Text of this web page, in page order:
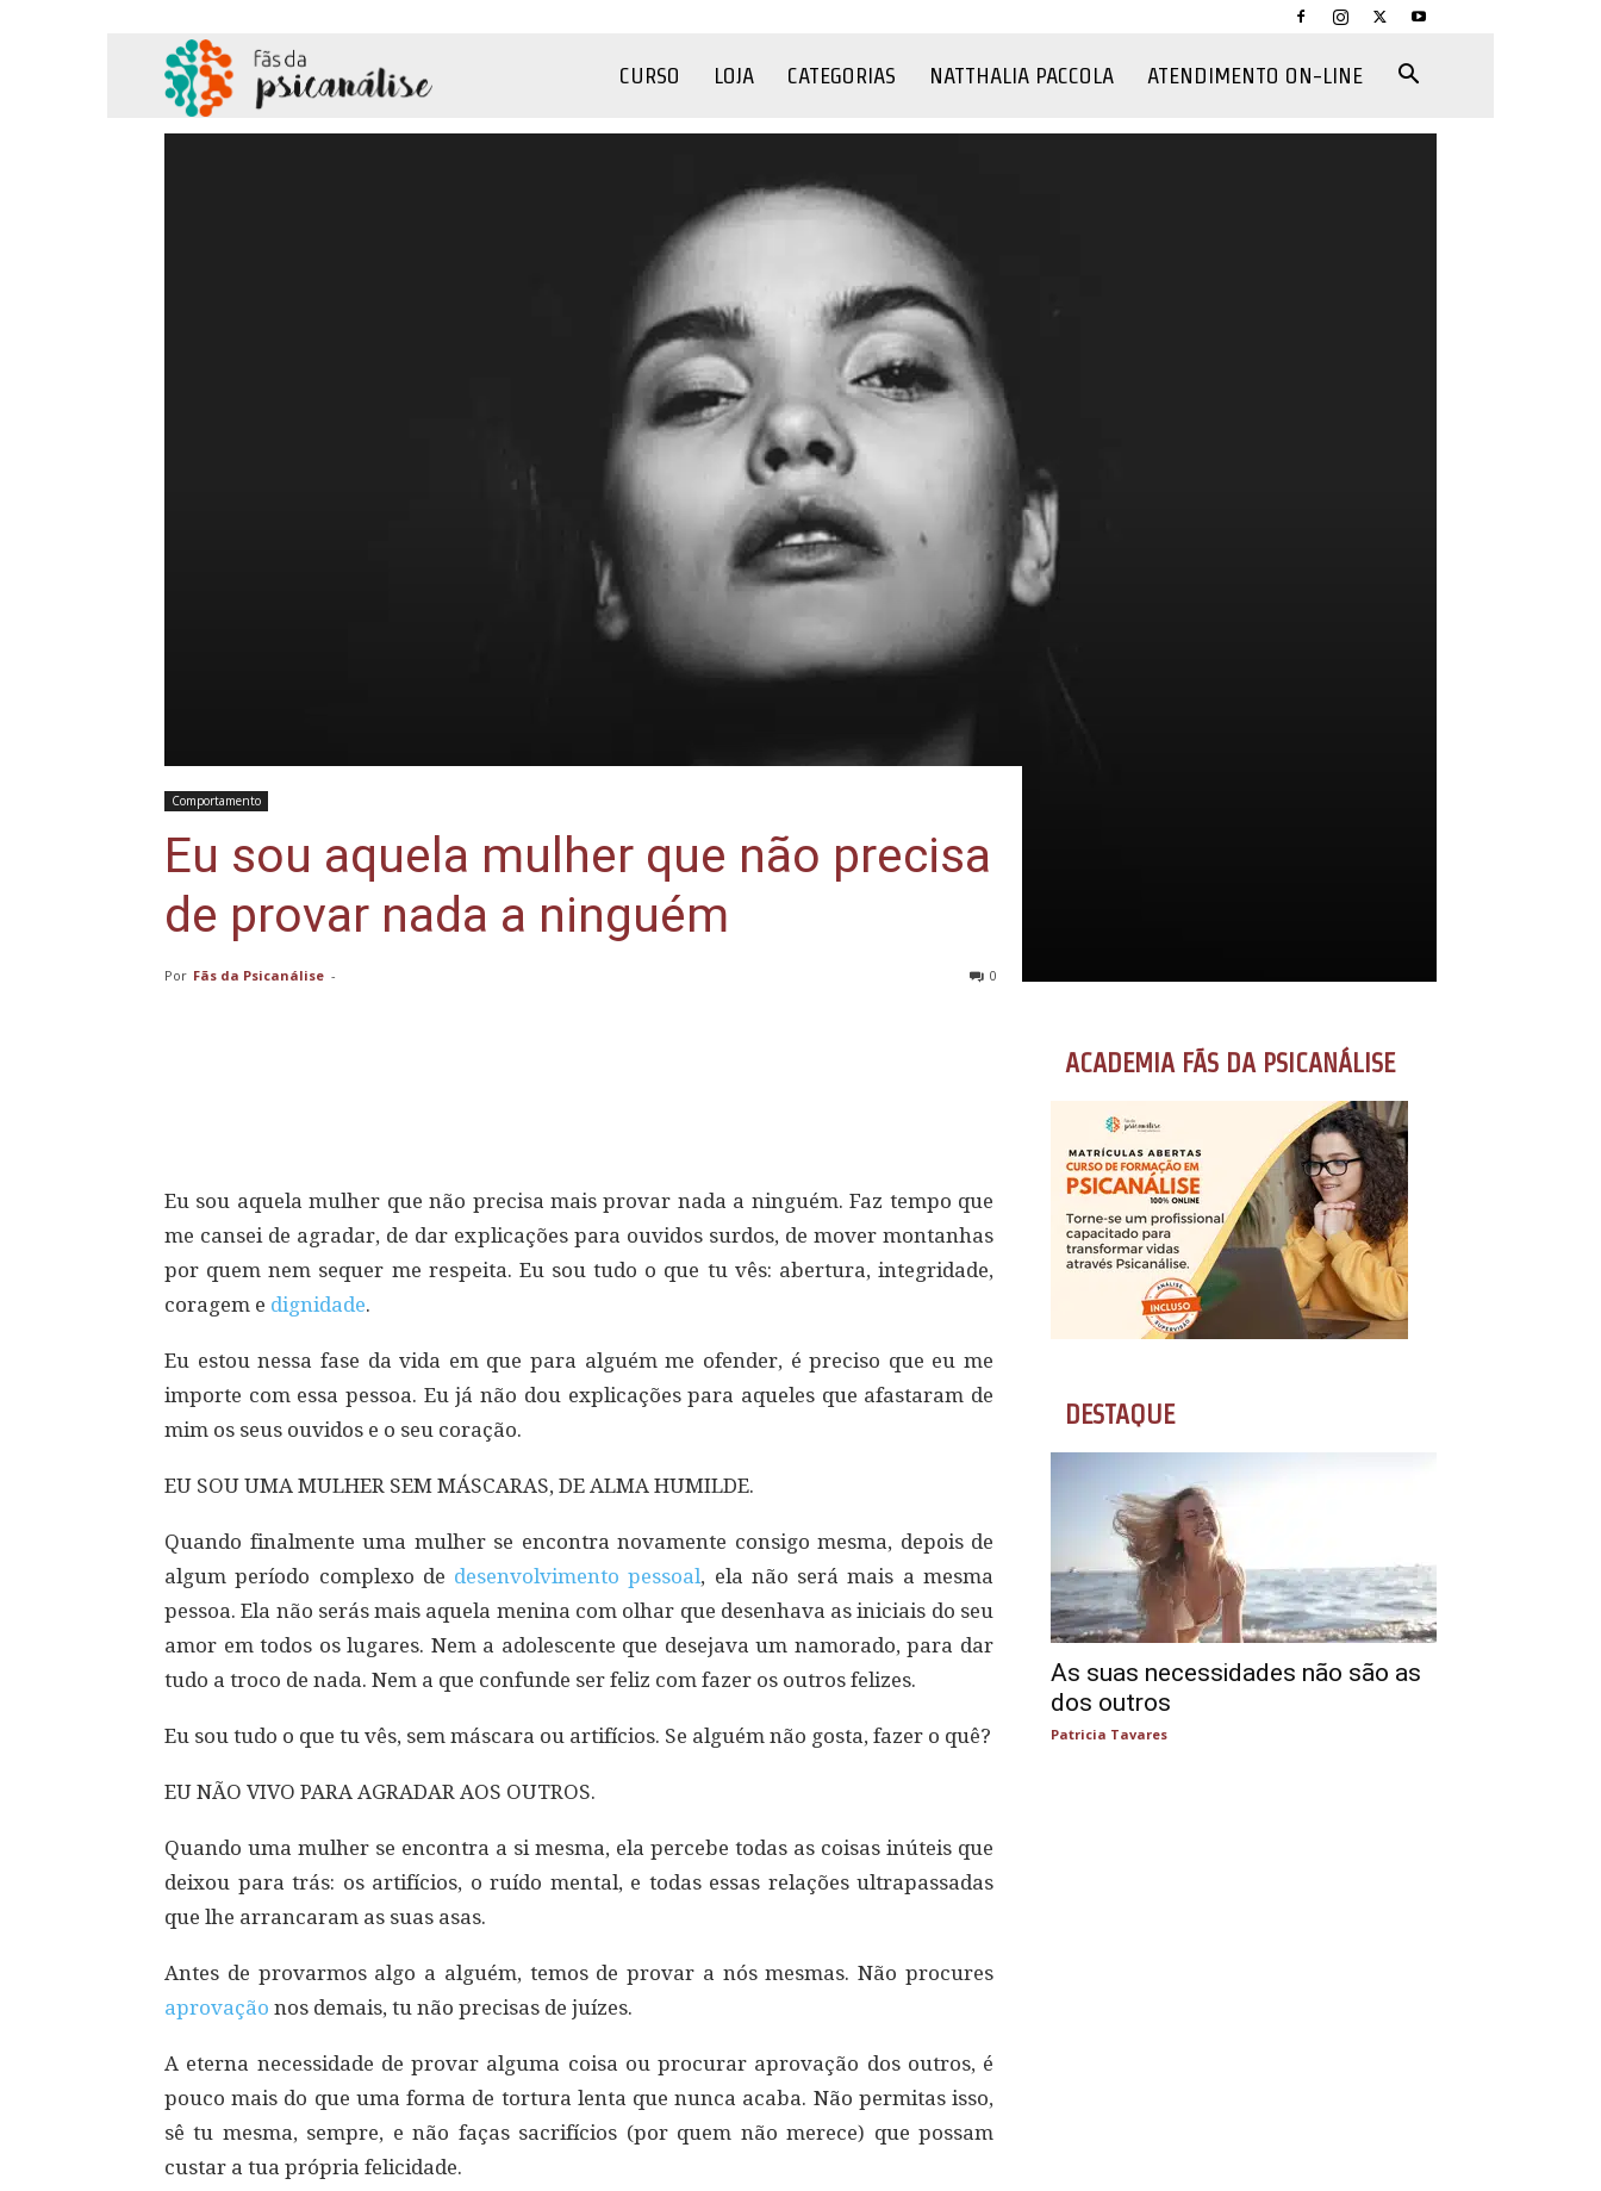
CURSO LOJA CATEGORIAS NATTHALIA PACCOLA ATENDIMENTO ON-LINE
Comportamento
Eu sou aquela mulher que não precisa
de provar nada a ninguém
Por Fãs da Psicanálise - 0
Eu sou aquela mulher que não precisa mais provar nada a ninguém. Faz tempo que
me cansei de agradar, de dar explicações para ouvidos surdos, de mover montanhas
por quem nem sequer me respeita. Eu sou tudo o que tu vês: abertura, integridade,
coragem e dignidade.
Eu estou nessa fase da vida em que para alguém me ofender, é preciso que eu me
importe com essa pessoa. Eu já não dou explicações para aqueles que afastaram de
mim os seus ouvidos e o seu coração.
EU SOU UMA MULHER SEM MÁSCARAS, DE ALMA HUMILDE.
Quando finalmente uma mulher se encontra novamente consigo mesma, depois de
algum período complexo de desenvolvimento pessoal, ela não será mais a mesma
pessoa. Ela não serás mais aquela menina com olhar que desenhava as iniciais do seu
amor em todos os lugares. Nem a adolescente que desejava um namorado, para dar
tudo a troco de nada. Nem a que confunde ser feliz com fazer os outros felizes.
Eu sou tudo o que tu vês, sem máscara ou artifícios. Se alguém não gosta, fazer o quê?
EU NÃO VIVO PARA AGRADAR AOS OUTROS.
Quando uma mulher se encontra a si mesma, ela percebe todas as coisas inúteis que
deixou para trás: os artifícios, o ruído mental, e todas essas relações ultrapassadas
que lhe arrancaram as suas asas.
Antes de provarmos algo a alguém, temos de provar a nós mesmas. Não procures
aprovação nos demais, tu não precisas de juízes.
A eterna necessidade de provar alguma coisa ou procurar aprovação dos outros, é
pouco mais do que uma forma de tortura lenta que nunca acaba. Não permitas isso,
sê tu mesma, sempre, e não faças sacrifícios (por quem não merece) que possam
custar a tua própria felicidade.
ACADEMIA FÃS DA PSICANÁLISE
DESTAQUE
As suas necessidades não são as
dos outros
Patricia Tavares